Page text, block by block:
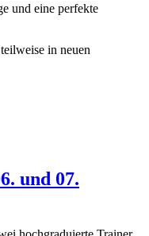
und eine perfekte
in neuen
und 07.